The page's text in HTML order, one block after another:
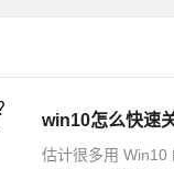
win10怎么快速
估计很多用 Win10